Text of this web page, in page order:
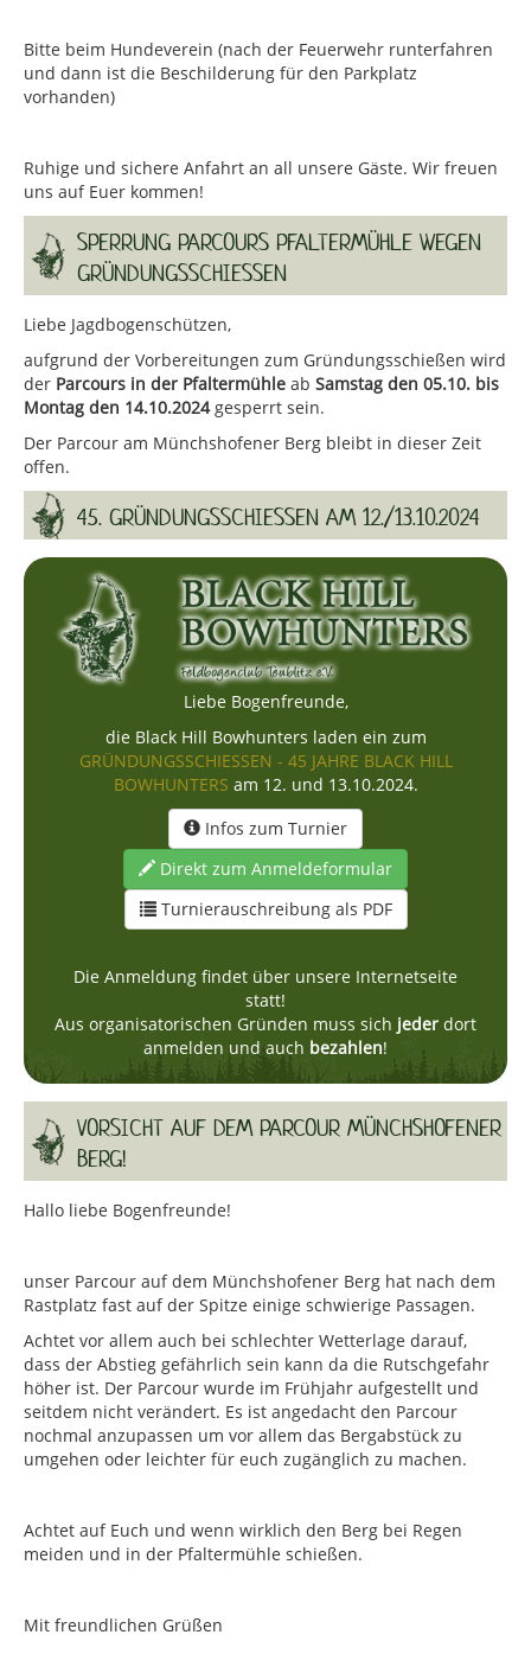
Bitte beim Hundeverein (nach der Feuerwehr runterfahren
und dann ist die Beschilderung für den Parkplatz
vorhanden)
Ruhige und sichere Anfahrt an all unsere Gäste. Wir freuen
uns auf Euer kommen!
SPERRUNG PARCOURS PFALTERMÜHLE WEGEN
GRÜNDUNGSSCHIESSEN
Liebe Jagdbogenschützen,
aufgrund der Vorbereitungen zum Gründungsschießen wird
der Parcours in der Pfaltermühle ab Samstag den 05.10. bis
Montag den 14.10.2024gesperrt sein.
Der Parcour am Münchshofener Berg bleibt in dieser Zeit
offen.
45. GRÜNDUNGSSCHIESSEN AM 12./13.10.2024
Liebe Bogenfreunde,
die Black Hill Bowhunters laden ein zum
GRÜNDUNGSSCHIESSEN - 45 JAHRE BLACK HILL
BOWHUNTERS am 12. und 13.10.2024.
Infos zum Turnier
Direkt zum Anmeldeformular
Turnierauschreibung als PDF
Die Anmeldung findet über unsere Internetseite
statt!
Aus organisatorischen Gründen muss sich jeder dort
anmelden und auch bezahlen!
VORSICHT AUF DEM PARCOUR MÜNCHSHOFENER
BERG!
Hallo liebe Bogenfreunde!
unser Parcour auf dem Münchshofener Berg hat nach dem
Rastplatz fast auf der Spitze einige schwierige Passagen.
Achtet vor allem auch bei schlechter Wetterlage darauf,
dass der Abstieg gefährlich sein kann da die Rutschgefahr
höher ist. Der Parcour wurde im Frühjahr aufgestellt und
seitdem nicht verändert. Es ist angedacht den Parcour
nochmal anzupassen um vor allem das Bergabstück zu
umgehen oder leichter für euch zugänglich zu machen.
Achtet auf Euch und wenn wirklich den Berg bei Regen
meiden und in der Pfaltermühle schießen.
Mit freundlichen Grüßen